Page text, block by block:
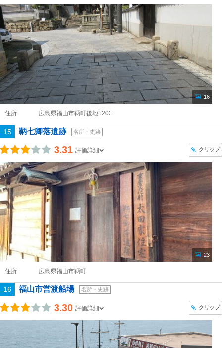
16
住所 広島県福山市鞆町後地1203
15 鞆七卿落遺跡 名所・史跡
3.31 評価詳細 クリップ
23
住所 広島県福山市鞆町
16 福山市営渡船場 名所・史跡
3.30 評価詳細 クリップ